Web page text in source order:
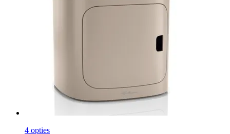
4 opties